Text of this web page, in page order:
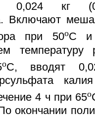
0,024 кг
Включают
при 50оС и
температуру
оС, вводят
4 ч при 65о
окончании